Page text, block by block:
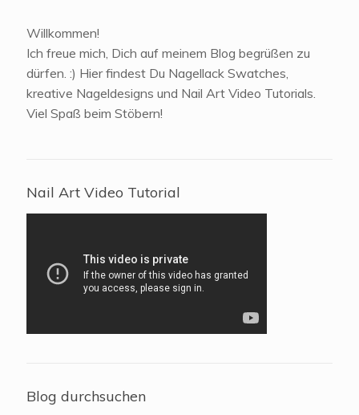
Willkommen!
Ich freue mich, Dich auf meinem Blog begrüßen zu
dürfen. :) Hier findest Du Nagellack Swatches,
kreative Nageldesigns und Nail Art Video Tutorials.
Viel Spaß beim Stöbern!
Nail Art Video Tutorial
Blog durchsuchen